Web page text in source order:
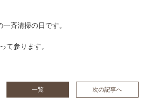
斉清掃の日です。
て参ります。
一覧 次の記事へ